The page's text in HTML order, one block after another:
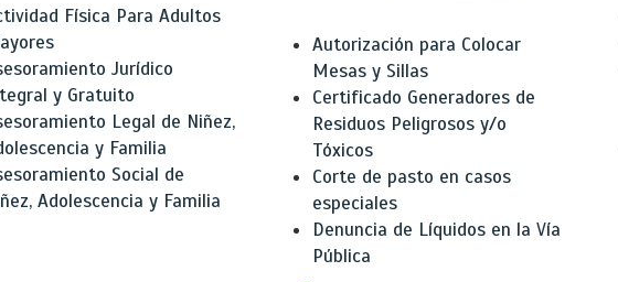
Física Para Adultos
Jurídico
y Gratuito
Legal de Niñez,
y Familia
Social de
Adolescencia y Familia
Autorización para Colocar
Mesas y Sillas
Certificado Generadores de
Residuos Peligrosos y/o
Tóxicos
Corte de pasto en casos
especiales
Denuncia de Líquidos en la Vía
Pública